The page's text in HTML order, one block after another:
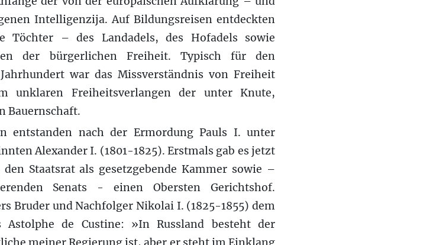
Intelligenzija. Auf Bildungsreisen entdeckten
– des Landadels, des Hofadels sowie
der bürgerlichen Freiheit. Typisch für den
war das Missverständnis von Freiheit
unklaren Freiheitsverlangen der unter Knute,
Bauernschaft.
entstanden nach der Ermordung Pauls I. unter
Alexander I. (1801-1825). Erstmals gab es jetzt
Staatsrat als gesetzgebende Kammer sowie –
Senats - einen Obersten Gerichtshof.
Bruder und Nachfolger Nikolai I. (1825-1855) dem
Astolphe de Custine: »In Russland besteht der